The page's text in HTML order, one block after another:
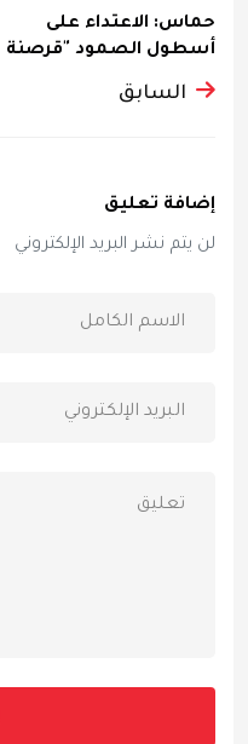
حماس: الاعتداء على
أسطول الصمود "قرصنة
إسرائيلي...
السابق
إضافة تعليق
لن يتم نشر البريد الإلكتروني